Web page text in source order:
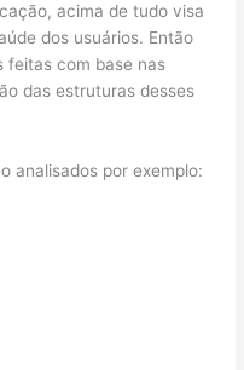
acima de tudo visa
dos usuários. Então
feitas com base nas
das estruturas desses
analisados por exemplo: